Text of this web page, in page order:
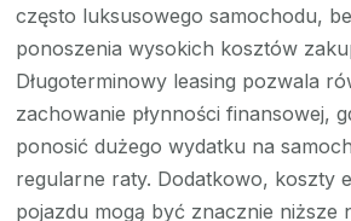
często luksusowego samochodu,
ponoszenia wysokich kosztów
Długoterminowy leasing pozwala
zachowanie płynności finansowej,
ponosić dużego wydatku na
regularne raty. Dodatkowo, koszty
pojazdu mogą być znacznie niższe